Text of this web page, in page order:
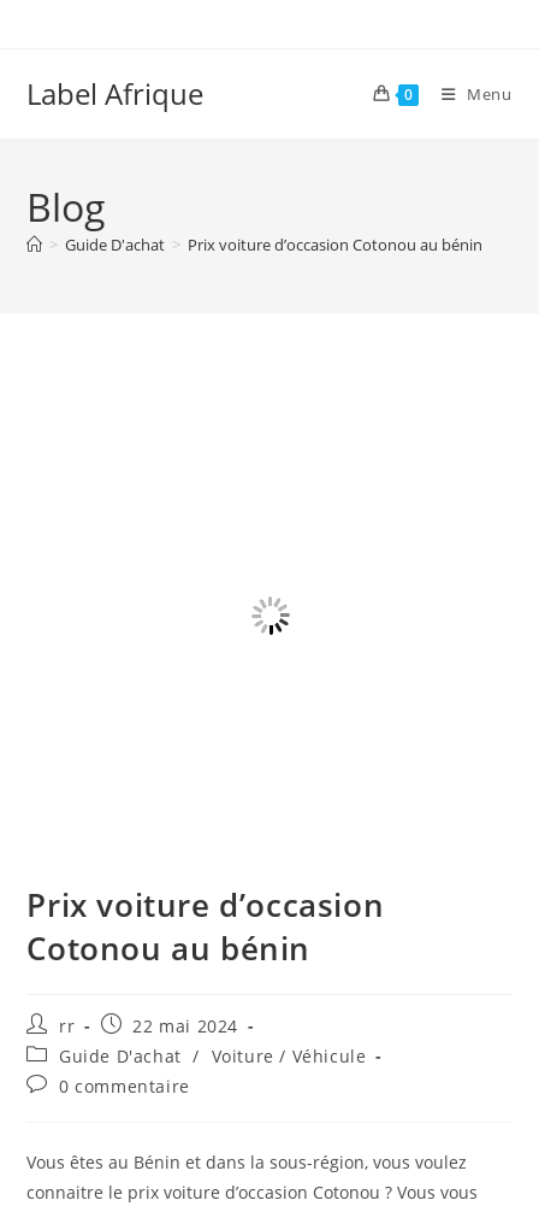
Label Afrique 0 Menu
Blog
> Guide D'achat > Prix voiture d’occasion Cotonou au bénin
Prix voiture d’occasion
Cotonou au bénin
Auteur/autrice
de
la
publication :
rr
Publication
publiée :
22 mai 2024
Post
category:
Guide D'achat / Voiture / Véhicule
Commentaires
publication :
0 commentaire
Vous êtes au Bénin et dans la sous-région, vous voulez
connaitre le prix voiture d’occasion Cotonou ? Vous vous